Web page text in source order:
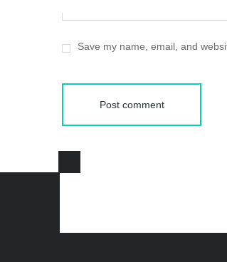
Save my name, email, and
Post comment